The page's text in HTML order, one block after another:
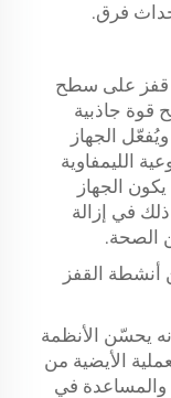
فرق.
قفز على سطح
قوة جاذبية
الجهاز
الليمفاوية
الجهاز
في إزالة
الصحة.
القفز
يحسّن الأنظمة
الأيضية من
والمساعدة في